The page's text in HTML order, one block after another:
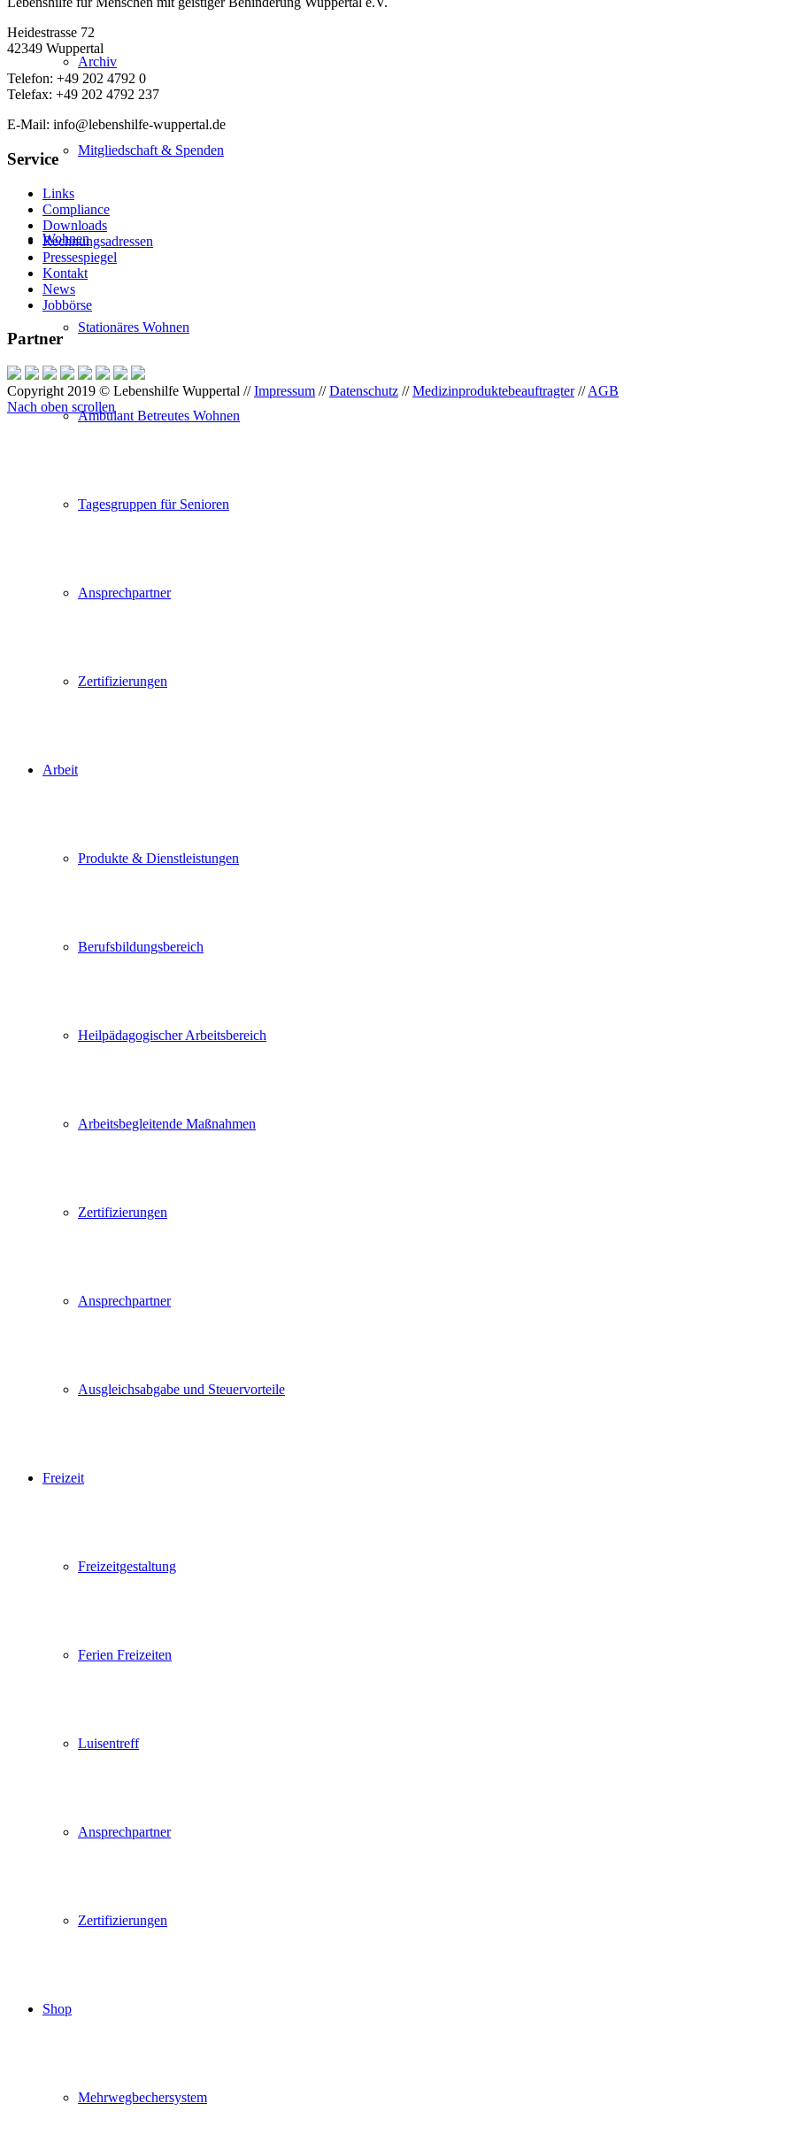
Archiv
Mitgliedschaft & Spenden
Wohnen
Stationäres Wohnen
Ambulant Betreutes Wohnen
Tagesgruppen für Senioren
Ansprechpartner
Zertifizierungen
Arbeit
Produkte & Dienstleistungen
Berufsbildungsbereich
Heilpädagogischer Arbeitsbereich
Arbeitsbegleitende Maßnahmen
Zertifizierungen
Ansprechpartner
Ausgleichsabgabe und Steuervorteile
Freizeit
Freizeitgestaltung
Ferien Freizeiten
Luisentreff
Ansprechpartner
Zertifizierungen
Shop
Mehrwegbechersystem
Heidestrasse 72
42349 Wuppertal
Telefon: +49 202 4792 0
Telefax: +49 202 4792 237
E-Mail: info@lebenshilfe-wuppertal.de
Service
Links
Compliance
Downloads
Rechnungsadressen
Pressespiegel
Kontakt
News
Jobbörse
Partner
Copyright 2019 © Lebenshilfe Wuppertal //Impressum //Datenschutz //Medizinproduktebeauftragter//AGB
Nach oben scrollen